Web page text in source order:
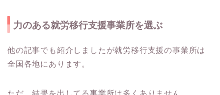
力のある就労移行支援事業所を選ぶ
他の記事でも紹介しましたが就労移行支援の事業所は
全国各地にあります。